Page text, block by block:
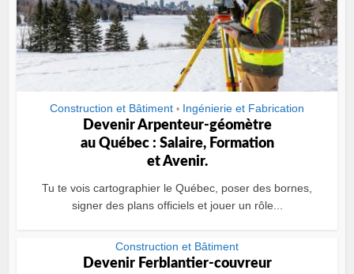
Construction et Bâtiment • Ingénierie et Fabrication
Devenir Arpenteur-géomètre
au Québec : Salaire, Formation
et Avenir.
Tu te vois cartographier le Québec, poser des bornes,
signer des plans officiels et jouer un rôle...
Construction et Bâtiment
Devenir Ferblantier-couvreur